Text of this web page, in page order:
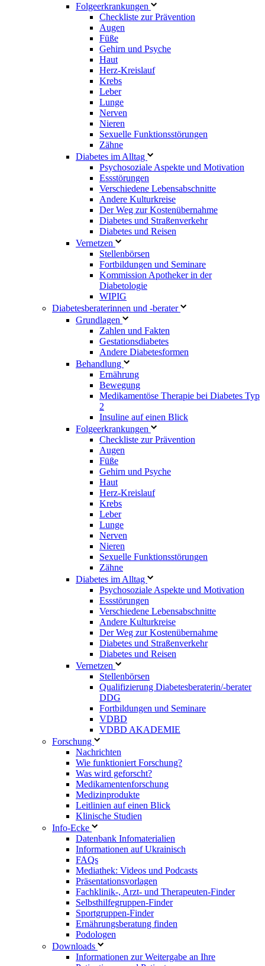
Fol­ge­er­kran­kun­gen
Checkliste zur Prävention
Augen
Füße
Gehirn und Psyche
Haut
Herz-Kreislauf
Krebs
Leber
Lunge
Nerven
Nieren
Sexuelle Funktionsstörungen
Zähne
Diabetes im Alltag
Psychosoziale Aspekte und Motivation
Essstörungen
Verschiedene Lebensabschnitte
Andere Kulturkreise
Der Weg zur Kostenübernahme
Diabetes und Straßenverkehr
Diabetes und Reisen
Vernetzen
Stellenbörsen
Fortbildungen und Seminare
Kommission Apotheker in der
Diabetologie
WIPIG
Diabetesberaterinnen und -berater
Grundlagen
Zahlen und Fakten
Gestationsdiabetes
Andere Diabetesformen
Behandlung
Ernährung
Bewegung
Medikamentöse Therapie bei Diabetes Typ
2
Insuline auf einen Blick
Folgeerkrankungen
Checkliste zur Prävention
Augen
Füße
Gehirn und Psyche
Haut
Herz-Kreislauf
Krebs
Leber
Lunge
Nerven
Nieren
Sexuelle Funktionsstörungen
Zähne
Diabetes im Alltag
Psychosoziale Aspekte und Motivation
Essstörungen
Verschiedene Lebensabschnitte
Andere Kulturkreise
Der Weg zur Kostenübernahme
Diabetes und Straßenverkehr
Diabetes und Reisen
Vernetzen
Stellenbörsen
Qualifizierung Diabetesberaterin/­-berater
DDG
Fortbildungen und Seminare
VDBD
VDBD AKADEMIE
Forschung
Nachrichten
Wie funktioniert Forschung?
Was wird geforscht?
Medikamentenforschung
Medizinprodukte
Leitlinien auf einen Blick
Klinische Studien
Info-Ecke
Datenbank Infomaterialien
Informationen auf Ukrainisch
FAQs
Mediathek: Videos und Podcasts
Präsentationsvorlagen
Fachklinik-, Arzt- und Therapeuten-Finder
Selbsthilfegruppen-Finder
Sportgruppen-Finder
Ernährungsberatung finden
Podologen
Downloads
Informationen zur Weitergabe an Ihre